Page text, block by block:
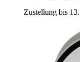
Zustellung bis